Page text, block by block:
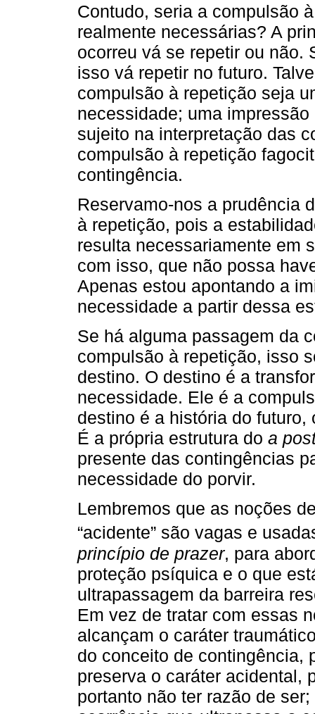
Contudo, seria a compulsão
realmente necessárias? A
ocorreu vá se repetir ou não.
isso vá repetir no futuro.
compulsão à repetição seja
necessidade; uma
sujeito na interpretação das
compulsão à repetição
contingência.
Reservamo-nos a prudência
à repetição, pois a
resulta necessariamente em
com isso, que não possa
Apenas estou apontando a
necessidade a partir dessa
Se há alguma passagem da
compulsão à repetição, isso
destino. O destino é a
necessidade. Ele é a
destino é a história do
É a própria estrutura do a
presente das contingências
necessidade do porvir.
Lembremos que as noções
“acidente” são vagas e
princípio de prazer, para
proteção psíquica e o que
ultrapassagem da barreira
Em vez de tratar com essas
alcançam o caráter
do conceito de contingência,
preserva o caráter acidental,
portanto não ter razão de